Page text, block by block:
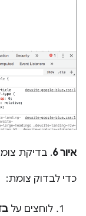
איור 6 . בדיקת
כדי לבדוק צומת:
לוחצים על